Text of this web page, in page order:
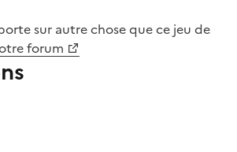
sur autre chose quece jeu de
forum